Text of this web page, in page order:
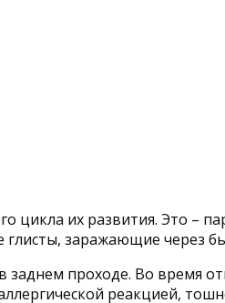
цикла их развития. Это –
глисты, заражающие через
проходе. Во время
реакцией,